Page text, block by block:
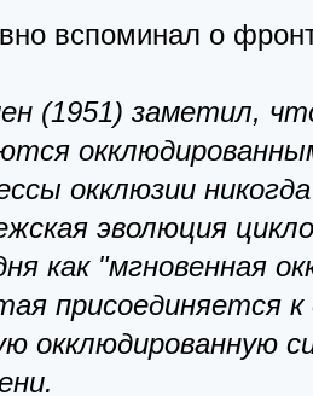
вспоминал о
(1951) заметил,
окклюзии
эволюция
как "мгновенная
присоединяется
окклюдированную